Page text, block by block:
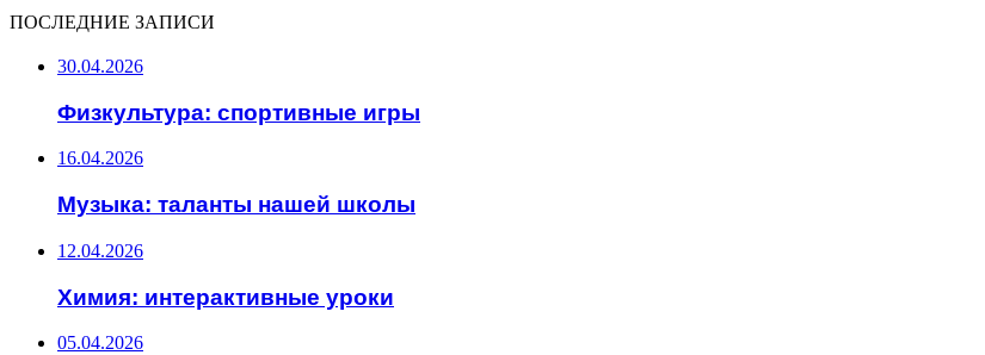
ПОСЛЕДНИЕ ЗАПИСИ
30.04.2026
Физкультура: спортивные игры
16.04.2026
Музыка: таланты нашей школы
12.04.2026
Химия: интерактивные уроки
05.04.2026